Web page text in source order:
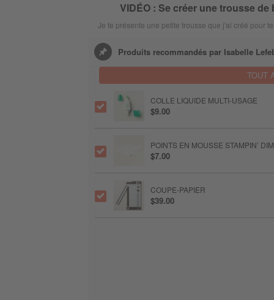
VIDÉO : Se créer une trousse
Je te présente une petite trousse que j'ai créé pour
Produits recommandés par Isabelle
TOUT
COLLE LIQUIDE MULTI-USAGE
$9.00
POINTS EN MOUSSE STAMPIN’
$7.00
COUPE-PAPIER
$39.00